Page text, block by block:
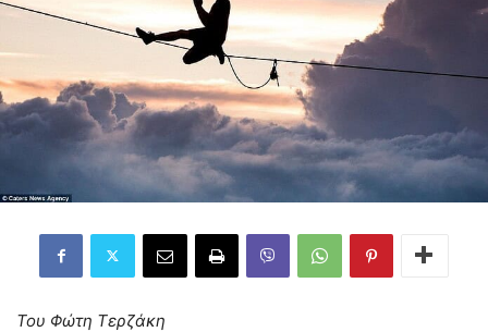
Του Φώτη Τερζάκη